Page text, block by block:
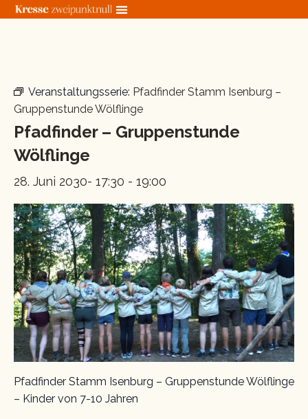
Zum
Veranstaltungsserie: Pfadfinder Stamm Isenburg –
Gruppenstunde Wölflinge
Pfadfinder – Gruppenstunde
Wölflinge
28. Juni 2030- 17:30 - 19:00
Pfadfinder Stamm Isenburg – Gruppenstunde Wölflinge
– Kinder von 7-10 Jahren